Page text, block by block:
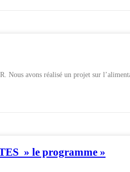
Nous avons réalisé un projet sur
» le programme »